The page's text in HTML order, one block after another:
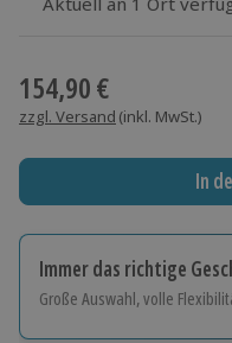
154,90 €
zzgl. Versand (inkl. MwSt.)
In
Immer das richtige
Große Auswahl, volle